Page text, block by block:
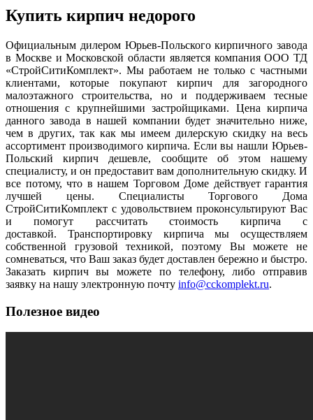
Купить кирпич недорого
Официальным дилером Юрьев-Польского кирпичного завода
в Москве и Московской области является компания ООО ТД
«СтройСитиКомплект». Мы работаем не только с частными
клиентами, которые покупают кирпич для загородного
малоэтажного строительства, но и поддерживаем тесные
отношения с крупнейшими застройщиками. Цена кирпича
данного завода в нашей компании будет значительно ниже,
чем в других, так как мы имеем дилерскую скидку на весь
ассортимент производимого кирпича. Если вы нашли Юрьев-
Польский кирпич дешевле, сообщите об этом нашему
специалисту, и он предоставит вам дополнительную скидку. И
все потому, что в нашем Торговом Доме действует гарантия
лучшей цены. Специалисты Торгового Дома
СтройСитиКомплект с удовольствием проконсультируют Вас
и помогут рассчитать стоимость кирпича с
доставкой. Транспортировку кирпича мы осуществляем
собственной грузовой техникой, поэтому Вы можете не
сомневаться, что Ваш заказ будет доставлен бережно и быстро.
Заказать кирпич вы можете по телефону, либо отправив
заявку на нашу электронную почту info@cckomplekt.ru.
Полезное видео